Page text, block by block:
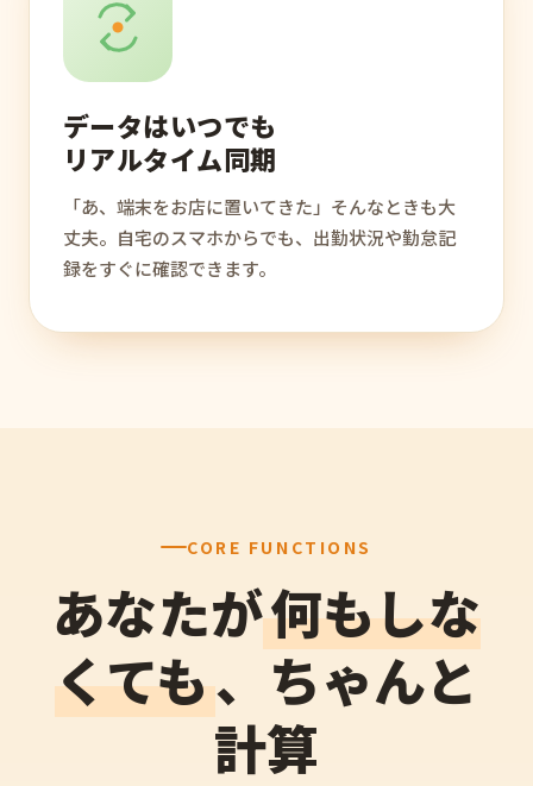
データはいつでも
リアルタイム同期
「あ、端末をお店に置いてきた」そんなときも大
丈夫。自宅のスマホからでも、出勤状況や勤怠記
録をすぐに確認できます。
CORE FUNCTIONS
あなたが何もしな
くても、ちゃんと
計算